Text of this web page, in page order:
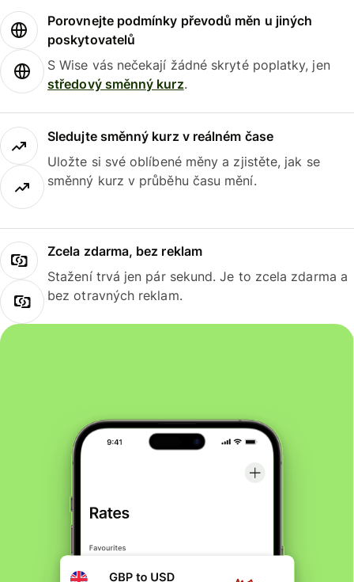
Porovnejte podmínky převodů měn u jiných
poskytovatelů
S Wise vás nečekají žádné skryté poplatky, jen
středový směnný kurz.
Sledujte směnný kurz v reálném čase
Uložte si své oblíbené měny a zjistěte, jak se
směnný kurz v průběhu času mění.
Zcela zdarma, bez reklam
Stažení trvá jen pár sekund. Je to zcela zdarma a
bez otravných reklam.